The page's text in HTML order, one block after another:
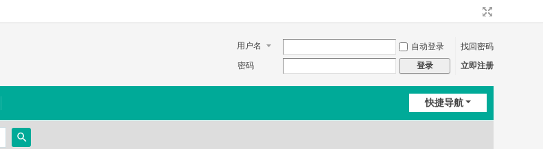
用户名 自动登录
找回密码
密码
登录 立即注册
快捷导航